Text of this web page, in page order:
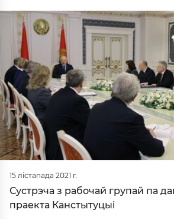
15 лістапада 2021 г.
Сустрэча з рабочай групай па
праекта Канстытуцыі